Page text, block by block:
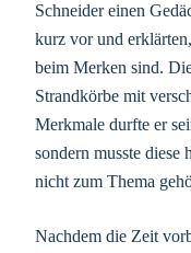
Schneider einen
kurz vor und
beim Merken sind.
Strandkörbe mit
Merkmale durfte er
sondern musste diese
nicht zum Thema
Nachdem die Zeit